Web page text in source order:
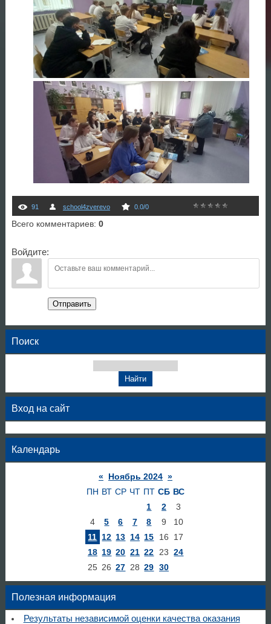
91 school4zverevo 0.0/0
Всего комментариев: 0
Войдите:
Отправить
Поиск
Вход на сайт
Календарь
« Ноябрь 2024 »
ПН ВТ СР ЧТ ПТ СБ ВС
1
2
3
4
5 6 7 8 9
10
11 12 13 14 15 16
17
18 19 20 21 22 23 24
25 26 27 28 29 30
Полезная информация
Результаты независимой оценки качества оказания